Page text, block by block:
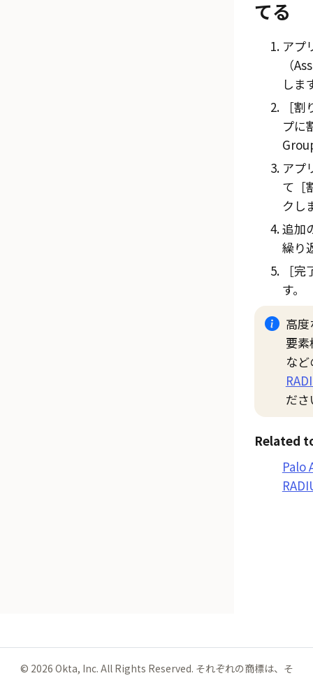
てる
アプ
（
しま
割
プに
アプ
て
クし
追加
繰り
完
す。
高
要素
な
だ
Related
Palo
© 2026 Okta, Inc. All Rights Reserved. それぞれの商標は、そ